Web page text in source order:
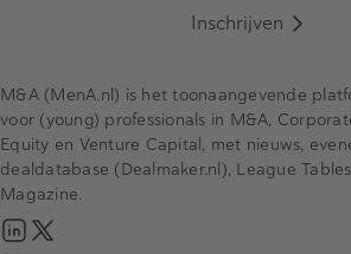
Inschrijven
M&A (MenA.nl) is het toonaangevende
voor (young) professionals in M&A,
Equity en Venture Capital, met nieuws,
dealdatabase (Dealmaker.nl), League
Magazine.